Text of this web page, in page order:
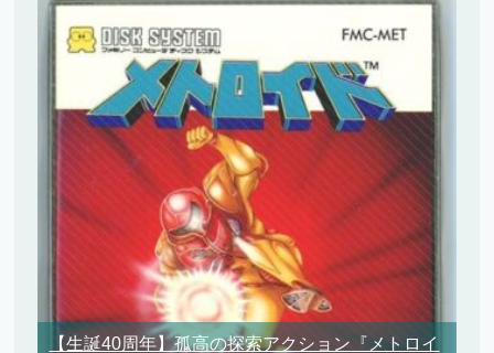
【生誕40周年】孤高の探索アクション『メトロイ